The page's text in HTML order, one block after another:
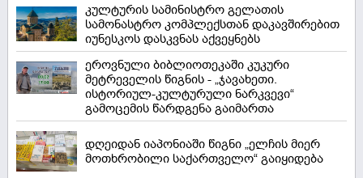
კულტურის სამინისტრო გელათის
სამონასტრო კომპლექსთან დაკავშირებით
იუნესკოს დასკვნას აქვეყნებს
ეროვნული ბიბლიოთეკაში კუკური
მეტრეველის წიგნის - „ჯავახეთი.
ისტორიულ-კულტურული ნარკვევი“
გამოცემის წარდგენა გაიმართა
დღეიდან იაპონიაში წიგნი „ელჩის მიერ
მოთხრობილი საქართველო“ გაიყიდება